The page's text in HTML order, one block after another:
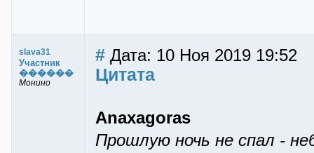
slava31
Участник
������
Монино
# Дата: 10 Ноя 2019 19:52
Цитата
Anaxagoras
Прошлую ночь не спал -